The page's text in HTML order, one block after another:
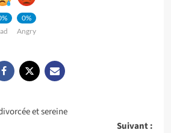
0%
Angry
et sereine
Suivant :